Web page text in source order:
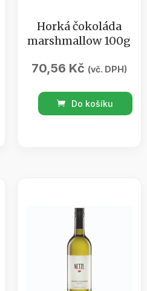
Horká čokoláda
marshmallow 100g
70,56 Kč (vč. DPH)
Horká
čokoláda
Do košíku